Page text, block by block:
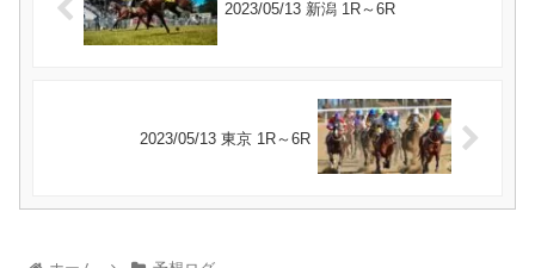
2023/05/13 新潟 1R～6R
2023/05/13 東京 1R～6R